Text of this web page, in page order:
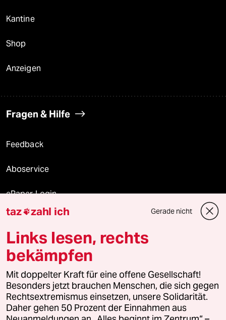
Kantine
Shop
Anzeigen
Fragen & Hilfe
Feedback
Aboservice
ePaper Login
Downloads für Abonnierende
© 2026 taz Verlags und Vertriebs GmbH
Alle Rechte vorbehalten. Bei rechtlichen Fragen oder für Genehmigungen
wenden Sie sich bitte an lizenzen@taz.de
Feedback Redaktionsstatut Kommune-Richtlinien
taz zahl ich Gerade nicht
Links lesen, rechts
bekämpfen
Mit doppelter Kraft für eine offene Gesellschaft!
Besonders jetzt brauchen Menschen, die sich gegen
Rechtsextremismus einsetzen, unsere Solidarität.
Daher gehen 50 Prozent der Einnahmen aus